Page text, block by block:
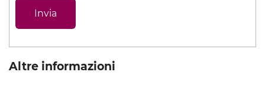
Altre informazioni